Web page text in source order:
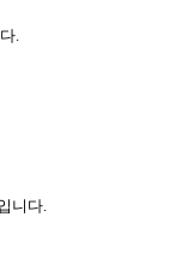
.
니다.